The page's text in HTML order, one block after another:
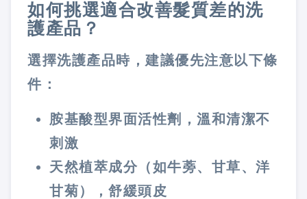
如何挑選適合改善髮質差的洗
護產品？
選擇洗護產品時，建議優先注意以下條
件：
胺基酸型界面活性劑
，溫和清潔不
刺激
天然植萃成分 （如牛蒡、甘草、洋
甘菊），舒緩頭皮